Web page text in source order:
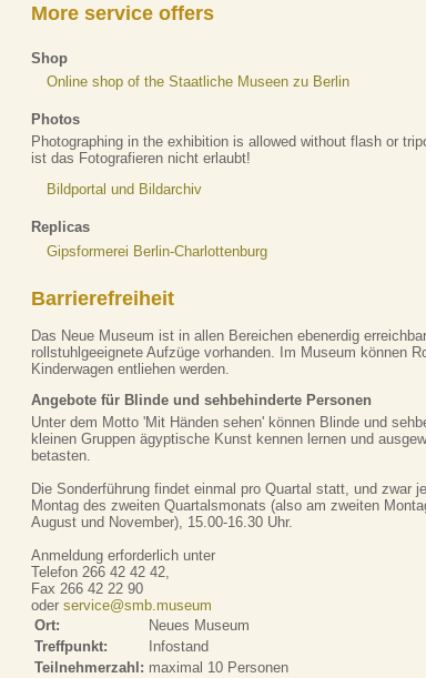
More service offers
Shop
Online shop of the Staatliche Museen zu Berlin
Photos
Photographing in the exhibition is allowed without flash or
ist das Fotografieren nicht erlaubt!
Bildportal und Bildarchiv
Replicas
Gipsformerei Berlin-Charlottenburg
Barrierefreiheit
Das Neue Museum ist in allen Bereichen ebenerdig
rollstuhlgeeignete Aufzüge vorhanden. Im Museum können
Kinderwagen entliehen werden.
Angebote für Blinde und sehbehinderte Personen
Unter dem Motto 'Mit Händen sehen' können Blinde und
kleinen Gruppen ägyptische Kunst kennen lernen und
betasten.
Die Sonderführung findet einmal pro Quartal statt, und zwar
Montag des zweiten Quartalsmonats (also am zweiten
August und November), 15.00-16.30 Uhr.
Anmeldung erforderlich unter
Telefon 266 42 42 42,
Fax 266 42 22 90
oder service@smb.museum
Ort:
Neues Museum
Treffpunkt:
Infostand
Teilnehmerzahl: maximal 10 Personen